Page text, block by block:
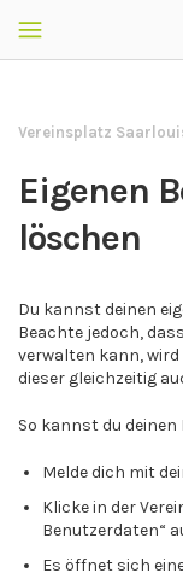
Vereinsplatz
Eigenen
löschen
Du kannst deinen
Beachte jedoch,
verwalten kann,
dieser gleichzeitig
So kannst du
Melde dich mit
Klicke in der
Benutzerdaten“
Es öffnet sich